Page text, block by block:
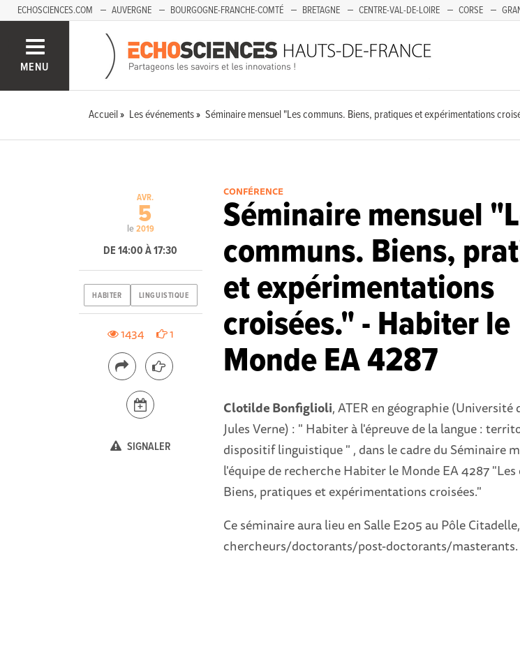
ECHOSCIENCES.COM AUVERGNE BOURGOGNE-FRANCHE-COMTÉ BRETAGNE CENTRE-VAL-DE-LOIRE CORSE
SAVOIE MONT-BLANC
MENU
Accueil Les événements Séminaire mensuel "Les communs. Biens, pratiques et expérimentations
CONFÉRENCE
Séminaire mensuel
communs. Biens,
et expérimentations
croisées." - Habiter le
Monde EA 4287
Clotilde Bonfiglioli, ATER en géographie (Université
Jules Verne) : " Habiter à l'épreuve de la langue :
dispositif linguistique " , dans le cadre du Séminaire
l'équipe de recherche Habiter le Monde EA 4287
Biens, pratiques et expérimentations croisées."
Ce séminaire aura lieu en Salle E205 au Pôle
chercheurs/doctorants/post-doctorants/masterants.
le
AVR.
5
2019
DE 14:00 À 17:30
HABITER LINGUISTIQUE
1434 1
SIGNALER